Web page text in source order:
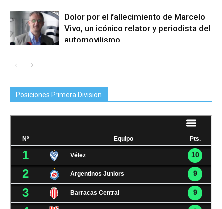
Dolor por el fallecimiento de Marcelo
Vivo, un icónico relator y periodista del
automovilismo
Posiciones Primera Division